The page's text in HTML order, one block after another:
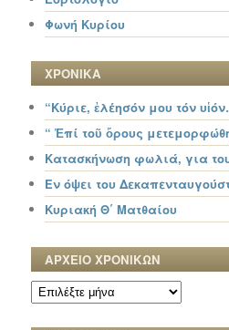
Φωνή Κυρίου
ΧΡΟΝΙΚΑ
“Κύριε, ἐλέησόν μου τόν
“ Ἐπί τοῦ ὄρους
Κατασκήνωση φωλιά, για
Εν όψει του
Κυριακή Θ΄ Ματθαίου
ΑΡΧΕΙΟ ΧΡΟΝΙΚΩΝ
ΑΡΧΕΙΟ
ΧΡΟΝΙΚΩΝ